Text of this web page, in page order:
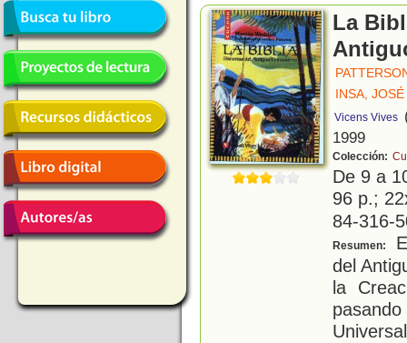
La
INSA,
Vicens Vives
1999
Colección:
De 9 a
96 p.;
84-316-
Resumen:
del
la